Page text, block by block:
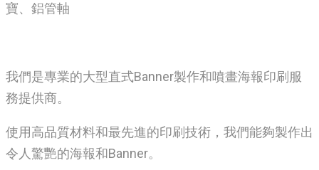
寶、鋁管軸
我們是專業的大型直式Banner製作和噴畫海報印刷服
務提供商。
使用高品質材料和最先進的印刷技術，我們能夠製作出
令人驚艷的海報和Banner。